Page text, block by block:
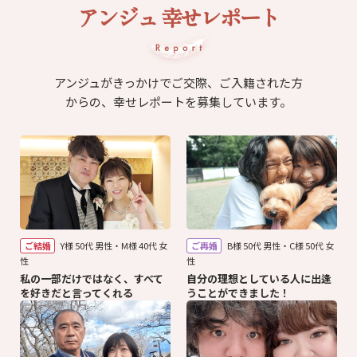
アンジュ 幸せレポート
アンジュがきっかけでご交際、ご入籍された方
からの、幸せレポートを募集しています。
ご結婚
Y様 50代 男性・M様 40代 女
性
私の一部だけではなく、すべて
を好きだと言ってくれる
ご再婚
B様 50代 男性・C様 50代 女
性
自分の理想としている人に出逢
うことができました！